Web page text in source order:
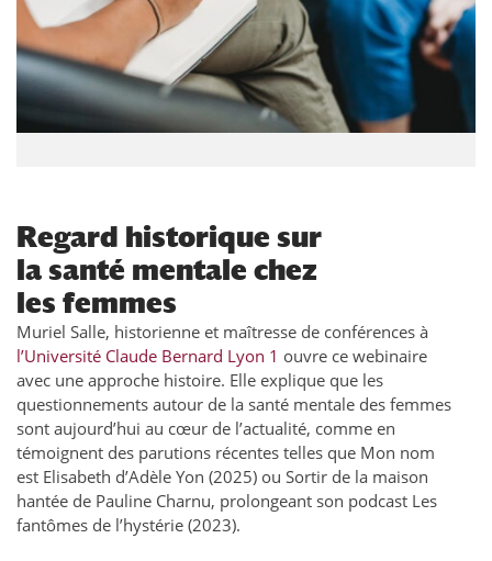
Regard historique sur
la santé mentale chez
les femmes
Muriel Salle, historienne et maîtresse de conférences à
l’Université Claude Bernard Lyon 1 ouvre ce webinaire
avec une approche histoire. Elle explique que les
questionnements autour de la santé mentale des femmes
sont aujourd’hui au cœur de l’actualité, comme en
témoignent des parutions récentes telles que Mon nom
est Elisabeth d’Adèle Yon (2025) ou Sortir de la maison
hantée de Pauline Charnu, prolongeant son podcast Les
fantômes de l’hystérie (2023).